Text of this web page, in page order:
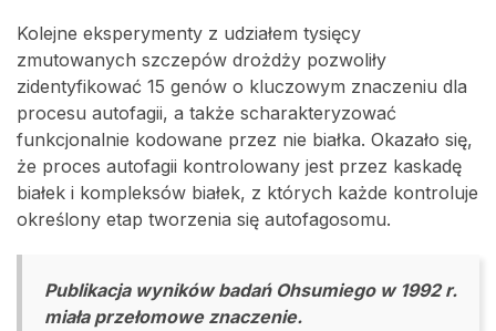
Kolejne eksperymenty z udziałem tysięcy
zmutowanych szczepów drożdży pozwoliły
zidentyfikować 15 genów o kluczowym znaczeniu dla
procesu autofagii, a także scharakteryzować
funkcjonalnie kodowane przez nie białka. Okazało się,
że proces autofagii kontrolowany jest przez kaskadę
białek i kompleksów białek, z których każde kontroluje
określony etap tworzenia się autofagosomu.
Publikacja wyników badań Ohsumiego w 1992 r.
miała przełomowe znaczenie.